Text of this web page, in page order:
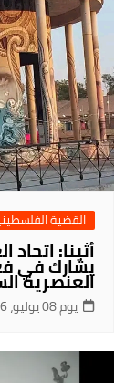
القضية
أثينا:
يشارك في
العنصرية
يوم 08 يوليو، 2026